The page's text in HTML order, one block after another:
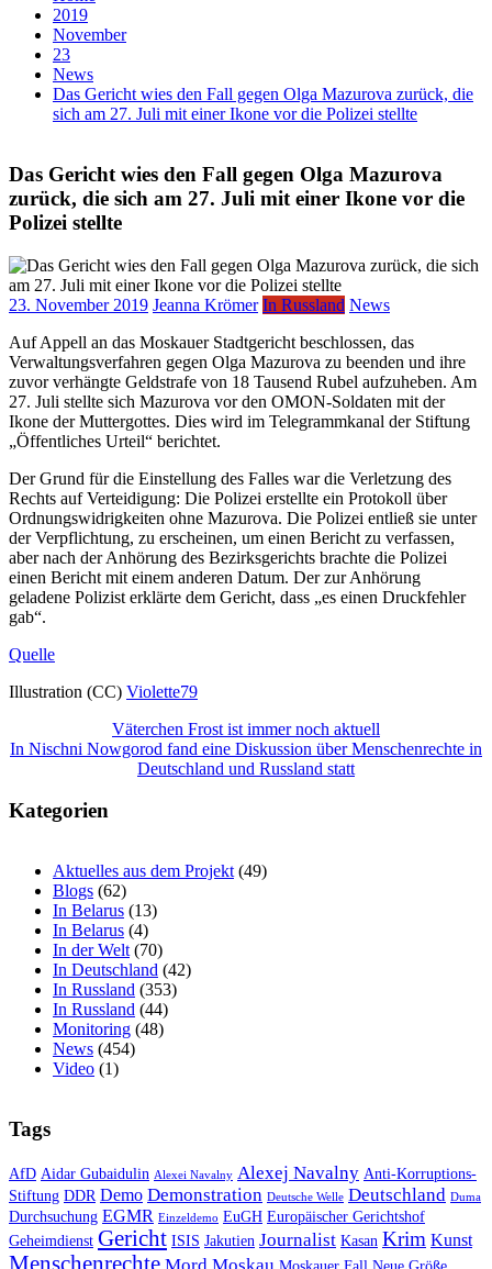
2019
November
23
News
Das Gericht wies den Fall gegen Olga Mazurova zurück, die
sich am 27. Juli mit einer Ikone vor die Polizei stellte
Das Gericht wies den Fall gegen Olga Mazurova
zurück, die sich am 27. Juli mit einer Ikone vor die
Polizei stellte
23. November 2019 Jeanna Krömer In Russland News
Auf Appell an das Moskauer Stadtgericht beschlossen, das
Verwaltungsverfahren gegen Olga Mazurova zu beenden und ihre
zuvor verhängte Geldstrafe von 18 Tausend Rubel aufzuheben. Am
27. Juli stellte sich Mazurova vor den OMON-Soldaten mit der
Ikone der Muttergottes. Dies wird im Telegrammkanal der Stiftung
„Öffentliches Urteil“ berichtet.
Der Grund für die Einstellung des Falles war die Verletzung des
Rechts auf Verteidigung: Die Polizei erstellte ein Protokoll über
Ordnungswidrigkeiten ohne Mazurova. Die Polizei entließ sie unter
der Verpflichtung, zu erscheinen, um einen Bericht zu verfassen,
aber nach der Anhörung des Bezirksgerichts brachte die Polizei
einen Bericht mit einem anderen Datum. Der zur Anhörung
geladene Polizist erklärte dem Gericht, dass „es einen Druckfehler
gab“.
Quelle
Illustration (СС) Violette79
Beitragsnavigation
Väterchen Frost ist immer noch aktuell
In Nischni Nowgorod fand eine Diskussion über Menschenrechte in
Deutschland und Russland statt
Kategorien
Aktuelles aus dem Projekt (49)
Blogs (62)
In Belarus (13)
In Belarus (4)
In der Welt (70)
In Deutschland (42)
In Russland (353)
In Russland (44)
Monitoring (48)
News (454)
Video (1)
Tags
AfD Aidar Gubaidulin Alexei Navalny Alexej Navalny Anti-Korruptions-
Stiftung DDR Demo Demonstration Deutsche Welle Deutschland Duma
Durchsuchung EGMR Einzeldemo EuGH Europäischer Gerichtshof
Geheimdienst Gericht ISIS Jakutien Journalist Kasan Krim Kunst
Menschenrechte Mord Moskau